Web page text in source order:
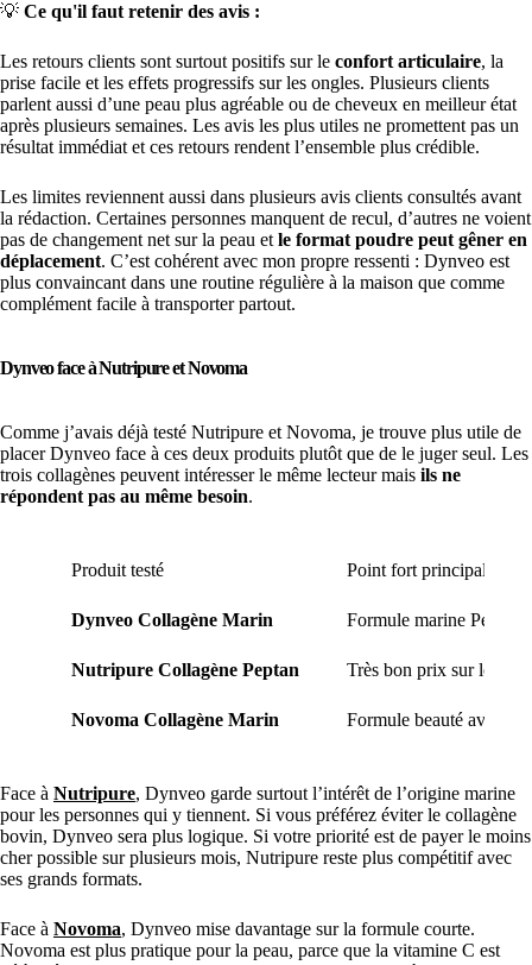
💡 Ce qu'il faut retenir des avis :
Les retours clients sont surtout positifs sur le confort articulaire, la
prise facile et les effets progressifs sur les ongles. Plusieurs clients
parlent aussi d’une peau plus agréable ou de cheveux en meilleur état
après plusieurs semaines. Les avis les plus utiles ne promettent pas un
résultat immédiat et ces retours rendent l’ensemble plus crédible.
Les limites reviennent aussi dans plusieurs avis clients consultés avant
la rédaction. Certaines personnes manquent de recul, d’autres ne voient
pas de changement net sur la peau et le format poudre peut gêner en
déplacement. C’est cohérent avec mon propre ressenti : Dynveo est
plus convaincant dans une routine régulière à la maison que comme
complément facile à transporter partout.
Dynveo face à Nutripure et Novoma
Comme j’avais déjà testé Nutripure et Novoma, je trouve plus utile de
placer Dynveo face à ces deux produits plutôt que de le juger seul. Les
trois collagènes peuvent intéresser le même lecteur mais ils ne
répondent pas au même besoin.
Produit testé Point fort principal
Dynveo Collagène Marin Formule marine
Nutripure Collagène Peptan Très bon prix sur les
Novoma Collagène Marin Formule beauté avec
Face à Nutripure, Dynveo garde surtout l’intérêt de l’origine marine
pour les personnes qui y tiennent. Si vous préférez éviter le collagène
bovin, Dynveo sera plus logique. Si votre priorité est de payer le moins
cher possible sur plusieurs mois, Nutripure reste plus compétitif avec
ses grands formats.
Face à Novoma, Dynveo mise davantage sur la formule courte.
Novoma est plus pratique pour la peau, parce que la vitamine C est